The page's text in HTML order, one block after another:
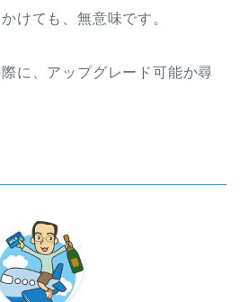
けても、無意味です。
に、アップグレード可能か尋